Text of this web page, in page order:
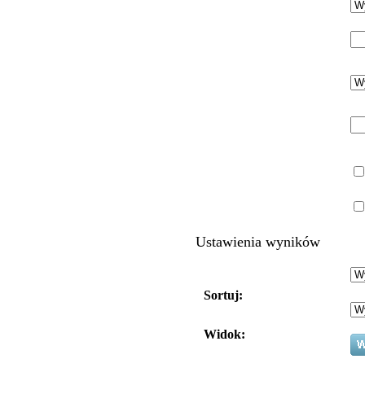
Ustawienia wyników
Sortuj:
Widok: